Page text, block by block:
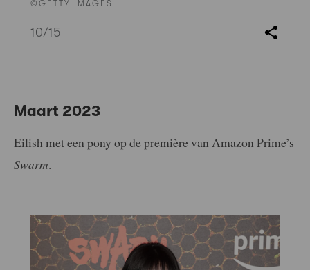
©GETTY IMAGES
10/15
Maart 2023
Eilish met een pony op de première van Amazon Prime’s
Swarm.